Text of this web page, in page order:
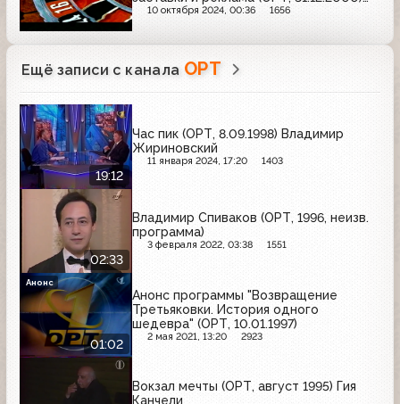
Wrigley's, Балтика, Orbit, Афлубин,
10 октября 2024, 00:36 1656
Ещё записи с канала ОРТ
19:12
Час пик (ОРТ, 8.09.1998) Владимир
Жириновский
11 января 2024, 17:20 1403
02:33
Владимир Спиваков (ОРТ, 1996, неизв.
программа)
3 февраля 2022, 03:38 1551
01:02
Анонс программы "Возвращение
Третьяковки. История одного
шедевра" (ОРТ, 10.01.1997)
2 мая 2021, 13:20 2923
Анонс
Вокзал мечты (ОРТ, август 1995) Гия
Канчели